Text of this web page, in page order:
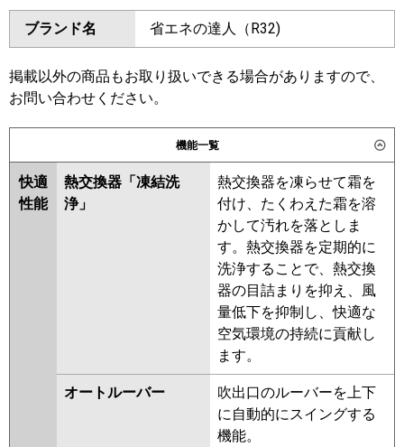
東芝 GUHB112111XU GUHB112111MUB
GUSB112141XU GUSB112141MUB
GUSB11214P1MUB
GUSB11214P1XU
三菱電機 PLZX-HRMP112H6 PLZX-
HRMP112HFG6 PLZX-
HRMP112HBF6
PLZX-
HRMP112HF6 PLZX-
ERMP112HLE6 PLZX-
ERMP112HE6 PLZX-ERMP112H6
RCI-GP112RHNP6 RCI-
GP112RSHP12
FDTV1126HP6SA-airf
FDTV1126HP6SA
FDTV1126HP6SA-osj
FDTV1126HP6SA-rak
ダイキン SZRC112BYD SZRC112BYND
SZRUC112BYD SZRC112BJD
SZRC112BJND SZRJC112BJD
SZRJC112BFD SDRC112BD
SDRC112BND
SZRC112BCND
東芝 GUHB11211XU GUHB11211MUB
GUEB11212MUB
GUEB11212XU
GUSB11214XU GUSB11214MUB
GUSB11214PXU
GUSB11214PMUB
RUEB11232MUB RUEB11232XU
RUSB11234MUB RUSB11234XU
RUHB11231MUB RUEB11231MUB
RUSB11233MUB
RUHB11231XU RUEB11231MU
RUEB11231XU RUSB11233MU
RUSB11233XU RUEB11231M
RUEB11231X RUHB11231M
ブランド名 省エネの達人（R32)
掲載以外の商品もお取り扱いできる場合がありますので、
お問い合わせください。
機能一覧
快適
性能
熱交換器「凍結洗
浄」
熱交換器を凍らせて霜を
付け、たくわえた霜を溶
かして汚れを落としま
す。熱交換器を定期的に
洗浄することで、熱交換
器の目詰まりを抑え、風
量低下を抑制し、快適な
空気環境の持続に貢献し
ます。
オートルーバー
吹出口のルーバーを上下
に自動的にスイングする
機能。